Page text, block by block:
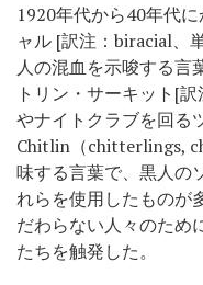
1920年代から40年代
ャル [訳注：biracial、
人の混血を示唆する言
トリン・サーキット[
やナイトクラブを回る
Chitlin（chitterlings,
味する言葉で、黒人の
れらを使用したものが
だわらない人々のため
たちを触発した。